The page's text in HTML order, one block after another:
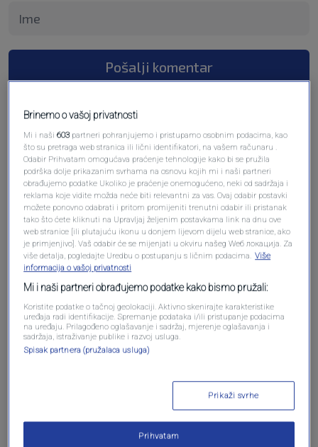
Pošalji komentar
Oglas
Brinemo o vašoj privatnosti
Mi i naši603 partneri pohranjujemo i pristupamo osobnim podacima, kao
što su pretraga web stranica ili lični identifikatori, na vašem računaru .
Odabir Prihvatam omogućava praćenje tehnologije kako bi se pružila
podrška dolje prikazanim svrhama na osnovu kojih mi i naši partneri
obrađujemo podatke Ukoliko je praćenje onemogućeno, neki od sadržaja i
reklama koje vidite možda neće biti relevantni za vas. Ovaj odabir postavki
možete ponovno odabrati i pritom promijeniti trenutni odabir ili pristanak
tako što ćete kliknuti na Upravljaj željenim postavkama link na dnu ove
web stranice [ili plutajuću ikonu u donjem lijevom dijelu web stranice, ako
je primjenjivo]. Vaš odabir će se mijenjati u okviru našeg Wеб локација. Za
više detalja, pogledajte Uredbu o postupanju s ličnim podacima. Više
informacija o vašoj privatnosti
Mi i naši partneri obrađujemo podatke kako bismo pružali:
Koristite podatke o tačnoj geolokaciji. Aktivno skenirajte karakteristike
uređaja radi identifikacije. Spremanje podataka i/ili pristupanje podacima
na uređaju. Prilagođeno oglašavanje i sadržaj, mjerenje oglašavanja i
sadržaja, istraživanje publike i razvoj usluga.
Spisak partnera (pružalaca usluga)
Prikaži svrhe
Prihvatam